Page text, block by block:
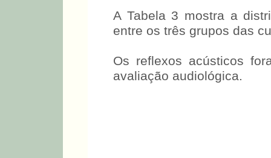
A Tabela 3 mostra a
entre os três grupos das
Os reflexos acústicos
avaliação audiológica.